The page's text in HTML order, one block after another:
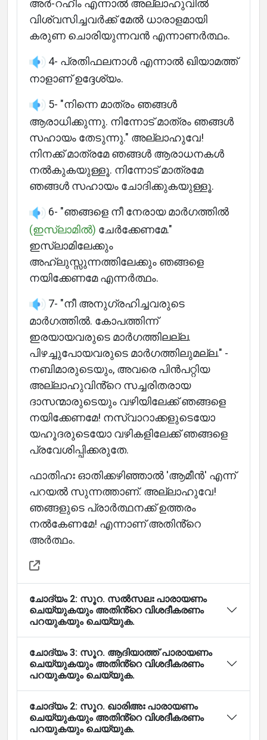
അർ-റഹീം എന്നാൽ അല്ലാഹുവിൽ
വിശ്വസിച്ചവർക്ക് മേൽ ധാരാളമായി
കരുണ ചൊരിയുന്നവൻ എന്നാണർത്ഥം.
4- പ്രതിഫലനാൾ എന്നാൽ ഖിയാമത്ത്
നാളാണ് ഉദ്ദേശ്യം.
5- "നിന്നെ മാത്രം ഞങ്ങൾ
ആരാധിക്കുന്നു. നിന്നോട് മാത്രം ഞങ്ങൾ
സഹായം തേടുന്നു." അല്ലാഹുവേ!
നിനക്ക് മാത്രമേ ഞങ്ങൾ ആരാധനകൾ
നൽകുകയുള്ളൂ. നിന്നോട് മാത്രമേ
ഞങ്ങൾ സഹായം ചോദിക്കുകയുള്ളൂ.
6- "ഞങ്ങളെ നീ നേരായ മാർഗത്തിൽ
(ഇസ്ലാമിൽ) ചേർക്കേണമേ."
ഇസ്ലാമിലേക്കും
അഹ്ലുസ്സുന്നത്തിലേക്കും ഞങ്ങളെ
നയിക്കേണമേ എന്നർത്ഥം.
7- "നീ അനുഗ്രഹിച്ചവരുടെ
മാർഗത്തിൽ. കോപത്തിന്ന്
ഇരയായവരുടെ മാർഗത്തിലല്ല.
പിഴച്ചുപോയവരുടെ മാർഗത്തിലുമല്ല." -
നബിമാരുടെയും, അവരെ പിൻപറ്റിയ
അല്ലാഹുവിൻ്റെ സച്ചരിതരായ
ദാസന്മാരുടെയും വഴിയിലേക്ക് ഞങ്ങളെ
നയിക്കേണമേ! നസ്വാറാക്കളുടെയോ
യഹൂദരുടെയോ വഴികളിലേക്ക് ഞങ്ങളെ
പ്രവേശിപ്പിക്കരുതേ.
ഫാതിഹഃ ഓതിക്കഴിഞ്ഞാൽ 'ആമീൻ' എന്ന്
പറയൽ സുന്നത്താണ്. അല്ലാഹുവേ!
ഞങ്ങളുടെ പ്രാർത്ഥനക്ക് ഉത്തരം
നൽകേണമേ! എന്നാണ് അതിൻ്റെ
അർത്ഥം.
ചോദ്യം 2: സൂറ. സൽസലഃ പാരായണം
ചെയ്യുകയും അതിൻ്റെ വിശദീകരണം
പറയുകയും ചെയ്യുക.
ചോദ്യം 3: സൂറ. ആദിയാത്ത് പാരായണം
ചെയ്യുകയും അതിൻ്റെ വിശദീകരണം
പറയുകയും ചെയ്യുക.
ചോദ്യം 2: സൂറ. ഖാരിഅഃ പാരായണം
ചെയ്യുകയും അതിൻ്റെ വിശദീകരണം
പറയുകയും ചെയ്യുക.